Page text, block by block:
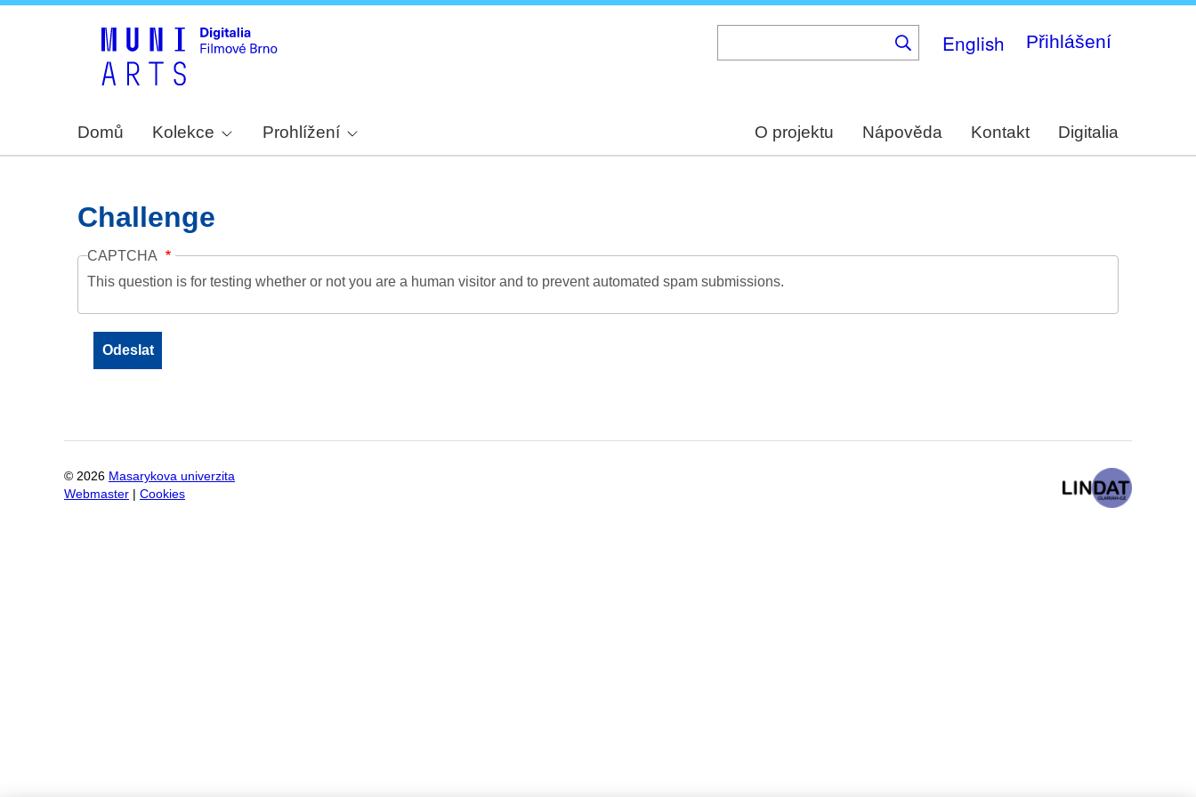
English Přihlášení
Domů Kolekce Prohlížení O projektu Nápověda Kontakt Digitalia
Challenge
CAPTCHA
This question is for testing whether or not you are a human visitor and to prevent automated spam submissions.
© 2026 Masarykova univerzita
Webmaster
Cookies